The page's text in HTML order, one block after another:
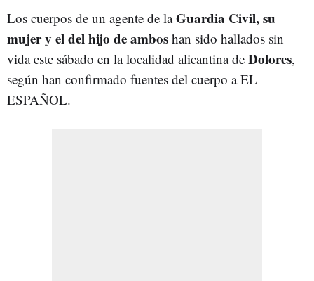
Los cuerpos de un agente de laGuardia Civil, su
mujer y el del hijo de ambos han sido hallados sin
vida este sábado en la localidad alicantina de Dolores,
según han confirmado fuentes del cuerpo a EL
ESPAÑOL.